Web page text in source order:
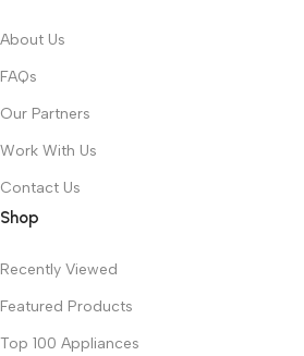
About Us
FAQs
Our Partners
Work With Us
Contact Us
Shop
Recently Viewed
Featured Products
Top 100 Appliances